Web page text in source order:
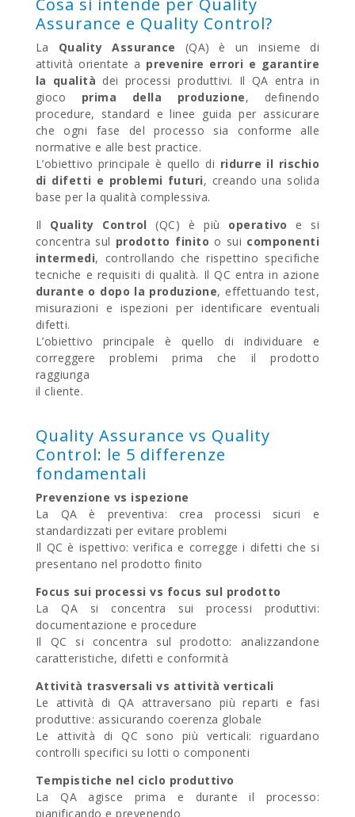
Assurance e Quality Control?
La Quality Assurance (QA) è un insieme di
attività orientate a prevenire errori e garantire
la qualità dei processi produttivi. Il QA entra in
gioco prima della produzione, definendo
procedure, standard e linee guida per assicurare
che ogni fase del processo sia conforme alle
normative e alle best practice.
L’obiettivo principale è quello di ridurre il rischio
di difetti e problemi futuri, creando una solida
base per la qualità complessiva.
Il Quality Control (QC) è più operativo e si
concentra sul prodotto finito o sui componenti
intermedi, controllando che rispettino specifiche
tecniche e requisiti di qualità. Il QC entra in azione
durante o dopo la produzione, effettuando test,
misurazioni e ispezioni per identificare eventuali
difetti.
L’obiettivo principale è quello di individuare e
correggere problemi prima che il prodotto
raggiunga
il cliente.
Quality Assurance vs Quality
Control: le 5 differenze
fondamentali
Prevenzione vs ispezione
La QA è preventiva: crea processi sicuri e
standardizzati per evitare problemi
Il QC è ispettivo: verifica e corregge i difetti che si
presentano nel prodotto finito
Focus sui processi vs focus sul prodotto
La QA si concentra sui processi produttivi:
documentazione e procedure
Il QC si concentra sul prodotto: analizzandone
caratteristiche, difetti e conformità
Attività trasversali vs attività verticali
Le attività di QA attraversano più reparti e fasi
produttive: assicurando coerenza globale
Le attività di QC sono più verticali: riguardano
controlli specifici su lotti o componenti
Tempistiche nel ciclo produttivo
La QA agisce prima e durante il processo:
pianificando e prevenendo